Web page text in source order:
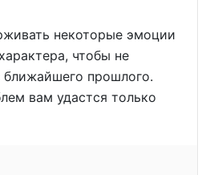
некоторые эмоции
чтобы не
прошлого.
вам удастся только